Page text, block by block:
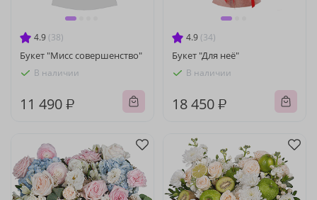
4.9 (38)
Букет "Мисс совершенство"
В наличии
11 490 ₽
4.9 (34)
Букет "Для неё"
В наличии
18 450 ₽